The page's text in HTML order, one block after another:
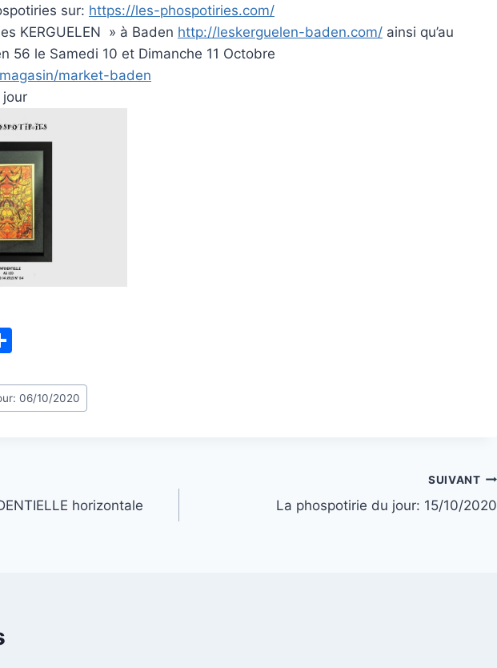
sur: https://les-phospotiries.com/
KERGUELEN » à Baden http://leskerguelen-baden.com/ ainsi qu’au
56 le Samedi 10 et Dimanche 11 Octobre
market-baden
jour
ta
g
06/10/2020
horizontale
SUIVANT
La phospotirie du jour: 15/10/2020